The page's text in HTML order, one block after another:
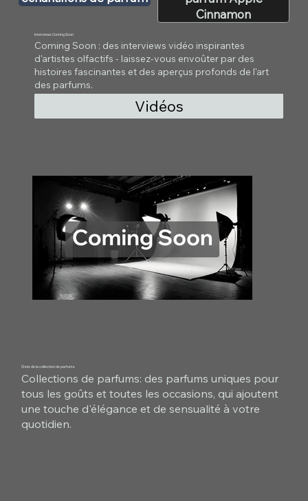
Cinnamon
Interviews Coming Soon
Coming Soon : des interviews vidéo inspirantes
d'artistes olfactifs - laissez-vous envoûter par des
histoires fascinantes et des aperçus profonds de l'art
des parfums.
Vidéos
Choix de la collection de parfums
Collections de parfums: des parfums uniques pour
tous les goûts et toutes les occasions, qui ajoutent
une touche d'élégance et de sensualité à votre
quotidien.